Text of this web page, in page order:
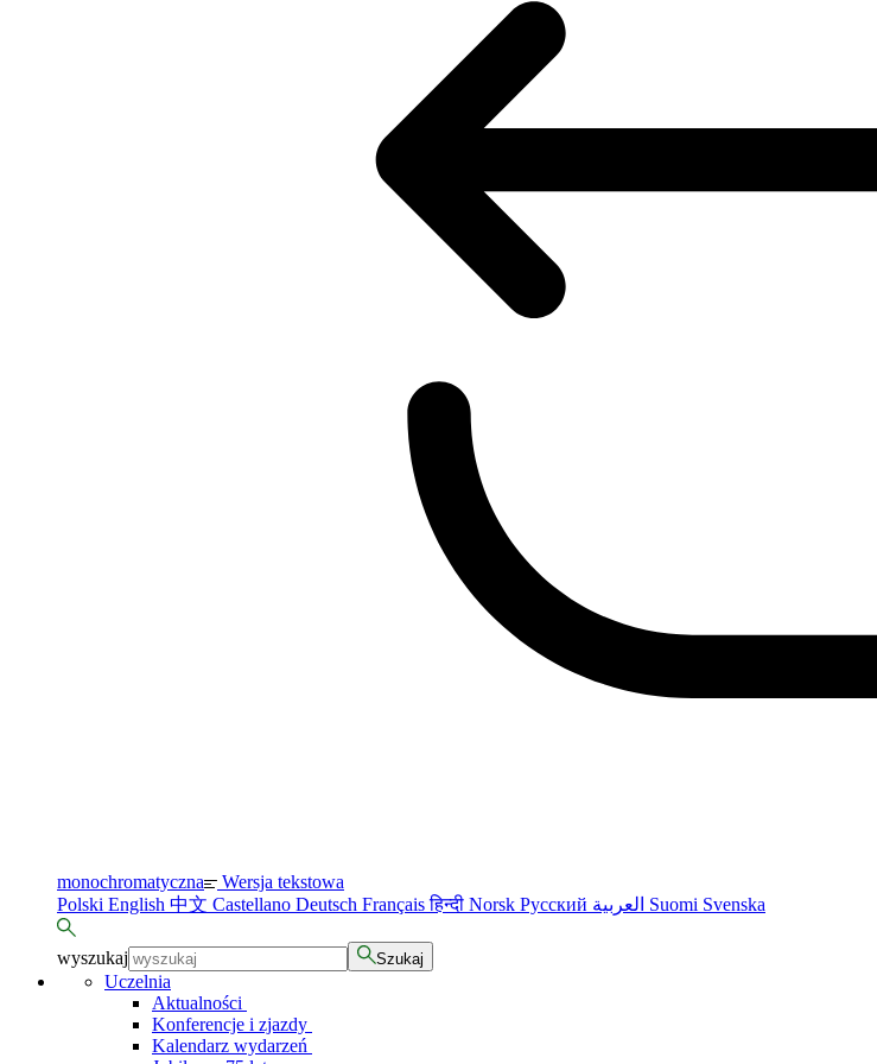
monochromatyczna Wersja tekstowa
Polski English 中文 Castellano Deutsch Françaisहिन्दी Norsk Русский Suomi Svenska
wyszukaj Szukaj
Uczelnia
Aktualności
Konferencje i zjazdy
Kalendarz wydarzeń